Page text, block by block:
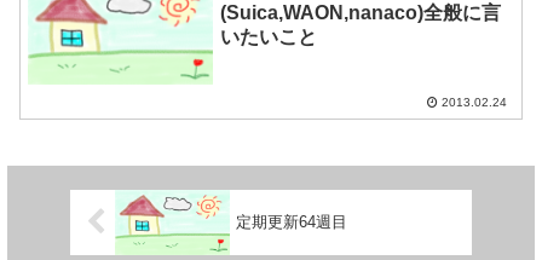
(Suica,WAON,nanaco)全般に言
いたいこと
2013.02.24
定期更新64週目